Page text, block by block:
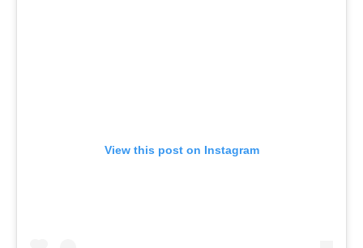
View this post on Instagram